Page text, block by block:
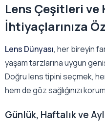
Lens Çeşitleri ve
İhtiyaçlarınıza
Lens Dünyası, her bireyin
yaşam tarzlarına uygun
Doğru lens tipini seçmek,
hem de göz sağlığınızı
Günlük, Haftalık ve